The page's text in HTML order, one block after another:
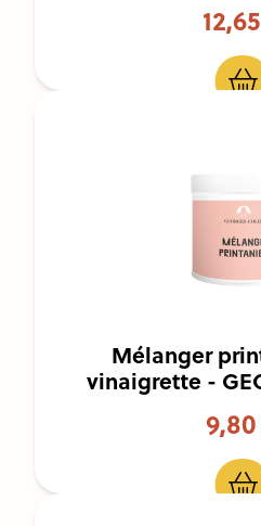
Mélanger
vinaigrette -